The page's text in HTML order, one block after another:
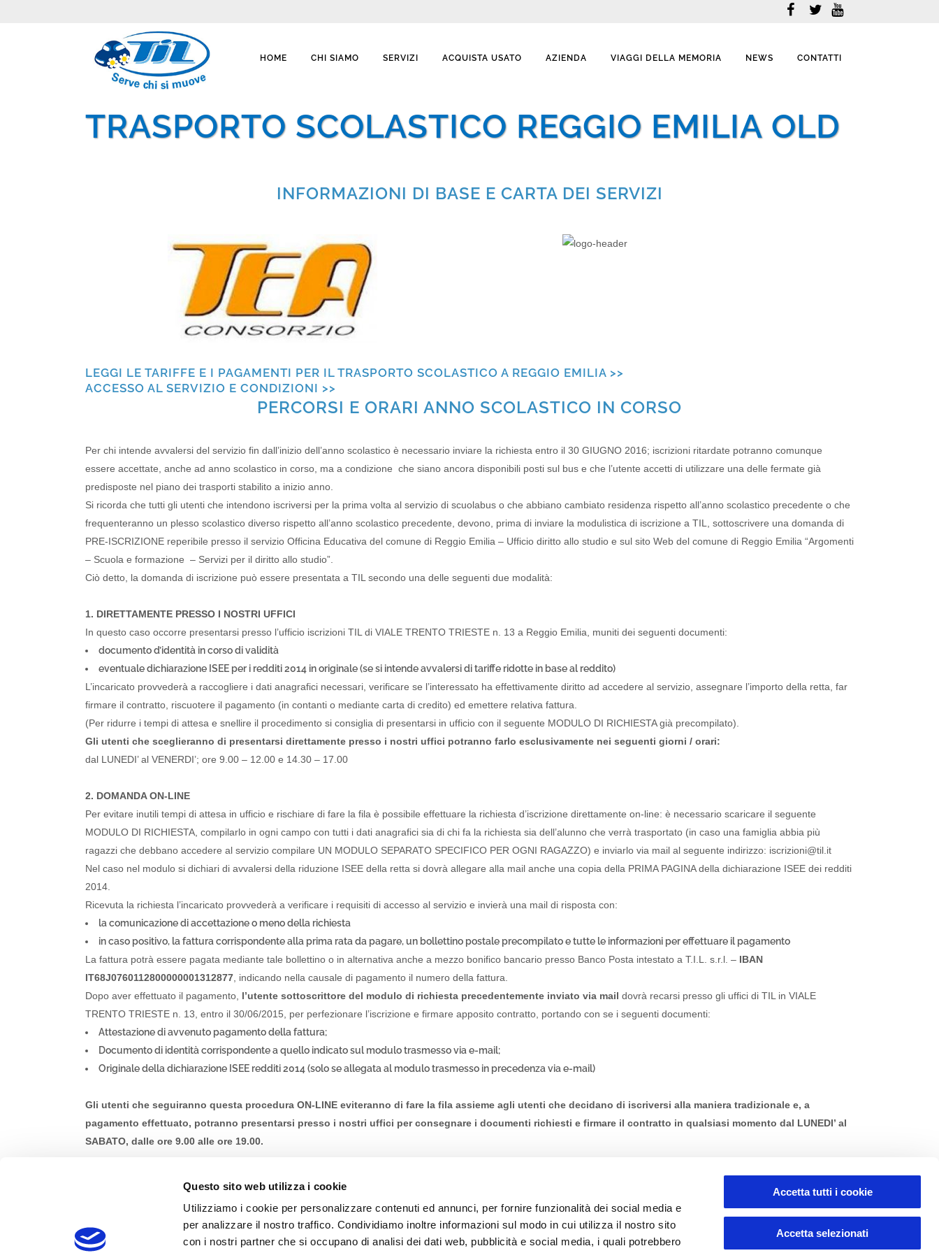
Questo sito web utilizza i cookie
Utilizziamo i cookie per personalizzare contenuti ed annunci, per fornire funzionalità dei social media e
per analizzare il nostro traffico. Condividiamo inoltre informazioni sul modo in cui utilizza il nostro sito
con i nostri partner che si occupano di analisi dei dati web, pubblicità e social media, i quali potrebbero
Accetta tutti i cookie
Accetta selezionati
HOME CHI SIAMO SERVIZI ACQUISTA USATO AZIENDA VIAGGI DELLA MEMORIA NEWS CONTATTI
TRASPORTO SCOLASTICO REGGIO EMILIA OLD
INFORMAZIONI DI BASE E CARTA DEI SERVIZI
LEGGI LE TARIFFE E I PAGAMENTI PER IL TRASPORTO SCOLASTICO A REGGIO EMILIA >>
ACCESSO AL SERVIZIO E CONDIZIONI >>
PERCORSI E ORARI ANNO SCOLASTICO IN CORSO
Per chi intende avvalersi del servizio fin dall’inizio dell’anno scolastico è necessario inviare la richiesta entro il 30 GIUGNO 2016; iscrizioni ritardate potranno comunque
essere accettate, anche ad anno scolastico in corso, ma a condizione che siano ancora disponibili posti sul bus e che l’utente accetti di utilizzare una delle fermate già
predisposte nel piano dei trasporti stabilito a inizio anno.
Si ricorda che tutti gli utenti che intendono iscriversi per la prima volta al servizio di scuolabus o che abbiano cambiato residenza rispetto all’anno scolastico precedente o che
frequenteranno un plesso scolastico diverso rispetto all’anno scolastico precedente, devono, prima di inviare la modulistica di iscrizione a TIL, sottoscrivere una domanda di
PRE-ISCRIZIONE reperibile presso il servizio Officina Educativa del comune di Reggio Emilia – Ufficio diritto allo studio e sul sito Web del comune di Reggio Emilia “Argomenti
– Scuola e formazione – Servizi per il diritto allo studio”.
Ciò detto, la domanda di iscrizione può essere presentata a TIL secondo una delle seguenti due modalità:
1. DIRETTAMENTE PRESSO I NOSTRI UFFICI
In questo caso occorre presentarsi presso l’ufficio iscrizioni TIL di VIALE TRENTO TRIESTE n. 13 a Reggio Emilia, muniti dei seguenti documenti:
documento d’identità in corso di validità
eventuale dichiarazione ISEE per i redditi 2014 in originale (se si intende avvalersi di tariffe ridotte in base al reddito)
L’incaricato provvederà a raccogliere i dati anagrafici necessari, verificare se l’interessato ha effettivamente diritto ad accedere al servizio, assegnare l’importo della retta, far
firmare il contratto, riscuotere il pagamento (in contanti o mediante carta di credito) ed emettere relativa fattura.
(Per ridurre i tempi di attesa e snellire il procedimento si consiglia di presentarsi in ufficio con il seguente MODULO DI RICHIESTA già precompilato).
Gli utenti che sceglieranno di presentarsi direttamente presso i nostri uffici potranno farlo esclusivamente nei seguenti giorni / orari:
dal LUNEDI’ al VENERDI’; ore 9.00 – 12.00 e 14.30 – 17.00
2. DOMANDA ON-LINE
Per evitare inutili tempi di attesa in ufficio e rischiare di fare la fila è possibile effettuare la richiesta d’iscrizione direttamente on-line: è necessario scaricare il seguente
MODULO DI RICHIESTA, compilarlo in ogni campo con tutti i dati anagrafici sia di chi fa la richiesta sia dell’alunno che verrà trasportato (in caso una famiglia abbia più
ragazzi che debbano accedere al servizio compilare UN MODULO SEPARATO SPECIFICO PER OGNI RAGAZZO) e inviarlo via mail al seguente indirizzo: iscrizioni@til.it
Nel caso nel modulo si dichiari di avvalersi della riduzione ISEE della retta si dovrà allegare alla mail anche una copia della PRIMA PAGINA della dichiarazione ISEE dei redditi
2014.
Ricevuta la richiesta l’incaricato provvederà a verificare i requisiti di accesso al servizio e invierà una mail di risposta con:
la comunicazione di accettazione o meno della richiesta
in caso positivo, la fattura corrispondente alla prima rata da pagare, un bollettino postale precompilato e tutte le informazioni per effettuare il pagamento
La fattura potrà essere pagata mediante tale bollettino o in alternativa anche a mezzo bonifico bancario presso Banco Posta intestato a T.I.L. s.r.l. – IBAN
IT68J0760112800000001312877 , indicando nella causale di pagamento il numero della fattura.
Dopo aver effettuato il pagamento, l’utente sottoscrittore del modulo di richiesta precedentemente inviato via mail dovrà recarsi presso gli uffici di TIL in VIALE
TRENTO TRIESTE n. 13, entro il 30/06/2015, per perfezionare l’iscrizione e firmare apposito contratto, portando con se i seguenti documenti:
Attestazione di avvenuto pagamento della fattura;
Documento di identità corrispondente a quello indicato sul modulo trasmesso via e-mail;
Originale della dichiarazione ISEE redditi 2014 (solo se allegata al modulo trasmesso in precedenza via e-mail)
Gli utenti che seguiranno questa procedura ON-LINE eviteranno di fare la fila assieme agli utenti che decidano di iscriversi alla maniera tradizionale e, a
pagamento effettuato, potranno presentarsi presso i nostri uffici per consegnare i documenti richiesti e firmare il contratto in qualsiasi momento dal LUNEDI’ al
SABATO, dalle ore 9.00 alle ore 19.00.
IMPORTANTE: Qualsiasi siano le modalità di iscrizione e di pagamento scelte LA PROCEDURA DI ISCRIZIONE SI PERFEZIONA SOLO CON LA FIRMA DEL CONTRATTO E
IL PAGAMENTO della prima rata della retta annuale. Non saranno considerati iscritti e trasportabili utenti per i quali la procedura non si sia conclusa con successo.
Trasporti Integrati e Logistica S.r.l.
Servizi e Management TIL srl a socio
unico
CONTATTI
Viale Trento Trieste,13
Tel:0522 927654
Fax:0522 927683
Email standard:til@til.it
Email certificata (PEC): til@pec.til.it
Codice SDI: MZO2A0U
Privacy Policy|Cookies| Accessibilità
ORARI DI APERTURA AL
PUBBLICO
Il SABATO: 7.00 - 14.30
NEWS
ACCESSO ZTL
PERMESSI E
AGEVOLAZIONI
TIL PREMIATA
SCOLASTICO
23 Giugno, 2026
DIURNO E
NOTTURNO A
REGGIO EMILIA:
TELEBUS